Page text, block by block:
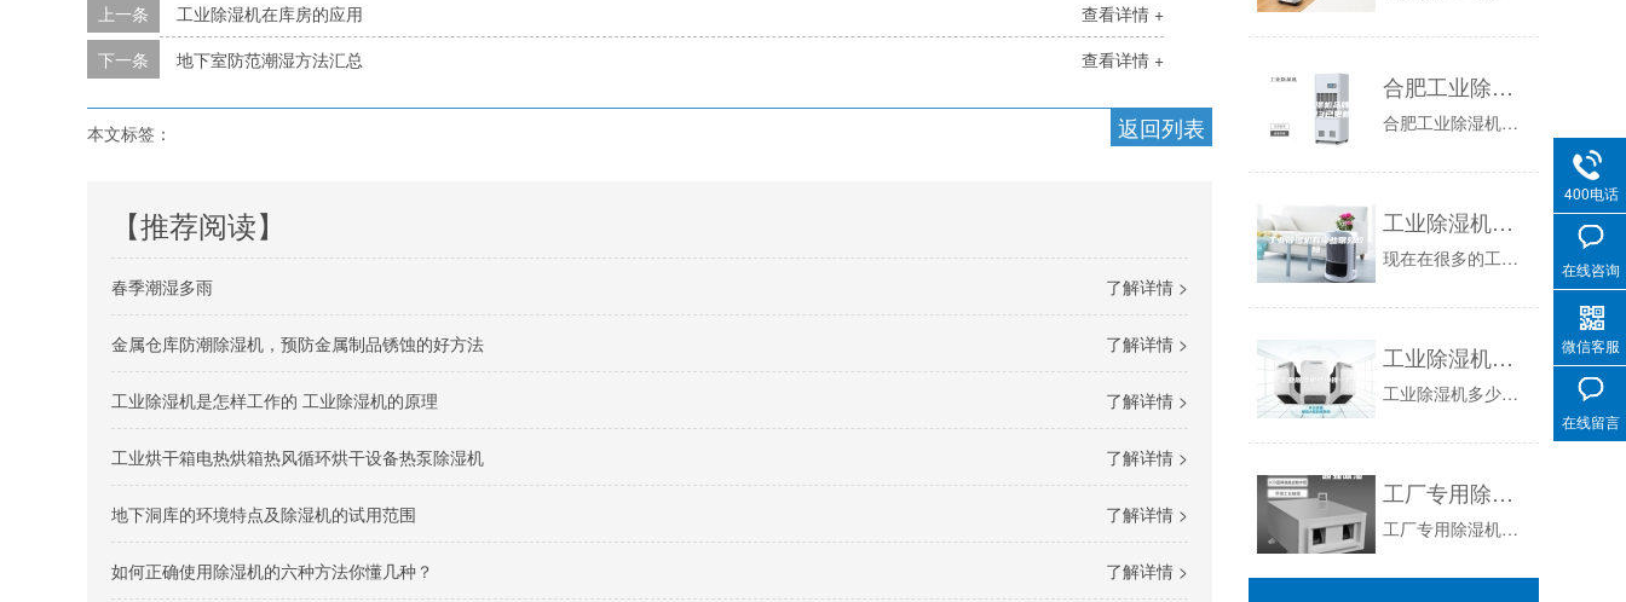
查看详情 +
上一条
工业除湿机在库房的应用
查看详情 +
下一条 地下室防范潮湿方法汇总
返回列表
本文标签：
【推荐阅读】
了解详情 >
春季潮湿多雨
了解详情 >
金属仓库防潮除湿机，预防金属制品锈蚀的好方法
了解详情 >
工业除湿机是怎样工作的 工业除湿机的原理
了解详情 >
工业烘干箱电热烘箱热风循环烘干设备热泵除湿机
了解详情 >
地下洞库的环境特点及除湿机的试用范围
了解详情 >
如何正确使用除湿机的六种方法你懂几种？
合肥工业除湿机品牌(有效！2023已更新)
合肥工业除湿机品牌(有效！已更新)WadKvh7壹、家具、电脑房和实验室的除尘除湿，除湿机通过运转可以将潮湿的水分和悬浮微粒除去。中药材和银...
工业除湿机有哪些常见故障
现在在很多的工厂和企业都是可以看到工业级除湿机，工业级除湿机的使用是比较方便的，要注意使用的方法和技巧，这样也是可以避免除湿机出现故障的。那...
工业除湿机多少钱一台
工业除湿机多少钱一台新闻资讯：工业除湿机多少钱一台？很多在网络上了解工业除湿机价格的用户都会发现，明明是参数相同的工业除湿机设备，不同的工业...
工厂专用除湿机，工厂专用湿度控制设备
工厂专用除湿机，工厂专用湿度控制设备新闻资讯：在空气潮湿的环境中，不仅会使我们周围很多东西容易受潮发霉，导致电子电器类产品频频出现故障，也是...
400电话
在线咨询
微信客服
在线留言